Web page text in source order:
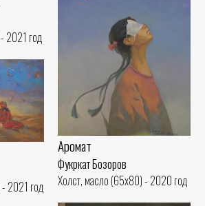
2021 год
Аромат
Фукркат Бозоров
Холст, масло (65x80) - 2020 год
2021 год